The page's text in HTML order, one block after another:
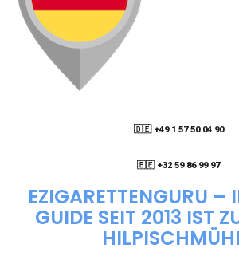
🇩🇪 +49 1 57 50 04 90
05
🇧🇪 +32 59 86 99 97
EZIGARETTENGURU –
GUIDE SEIT 2013 IST